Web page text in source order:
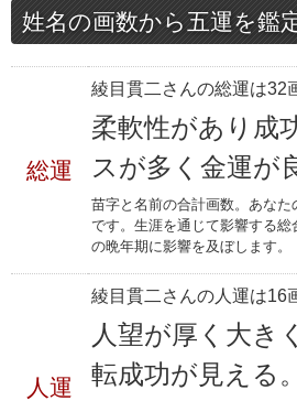
姓名の画数から五運を鑑
総運
綾目貫二さんの総運は32
柔軟性があり成
スが多く金運が
苗字と名前の合計画数。あな
です。生涯を通じて影響する
の晩年期に影響を及ぼします。
人運
綾目貫二さんの人運は16
人望が厚く大き
転成功が見える。